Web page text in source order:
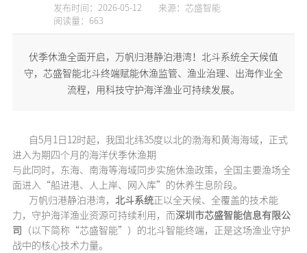
发布时间：2026-05-12
来源：芯盛智能
阅读量：663
伏季休渔全面开启，万帆归港静泊港湾！北斗系统全天候值
守，芯盛智能北斗终端赋能休渔监管、渔业治理、出海作业全
流程，用科技守护海洋渔业可持续发展。
自5月1日12时起，我国北纬35度以北的渤海和黄海海域，正式
进入为期四个月的海洋伏季休渔期
与此同时，东海、南海等海域同步实施休渔政策，全国主要渔场全
面进入“船进港、人上岸、网入库”的休养生息阶段。
万帆归港静泊港湾， 北斗系统正以全天候、全覆盖的技术能
力，守护海洋渔业资源可持续利用，而深圳市芯盛智能信息有限公
司 （以下简称“芯盛智能”）的北斗智能终端，正是这场渔业守护
战中的核心技术力量。